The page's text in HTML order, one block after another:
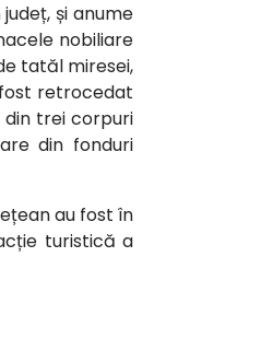
și anume
nobiliare
tatăl miresei,
fost retrocedat
din trei corpuri
din fonduri
au fost în
turistică a